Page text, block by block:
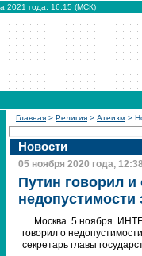
2021 года, 16:15 (МСК)
Главная > Религия > Атеизм >
Новости
05 ноября 2020 года,
Путин говорил
недопустимости
Москва. 5 ноября.
говорил о
секретарь главы